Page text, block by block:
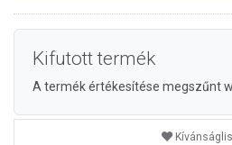
Kifutott termék
A termék értékesítése megszűnt